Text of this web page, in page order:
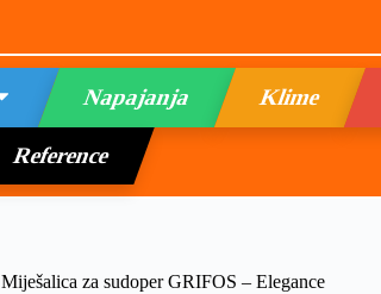
Napajanja Klime
Reference
Miješalica za sudoper GRIFOS – Elegance